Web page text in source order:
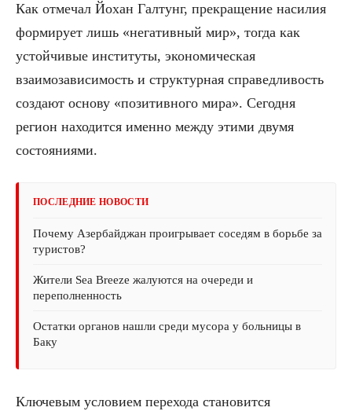
Как отмечал Йохан Галтунг, прекращение насилия
формирует лишь «негативный мир», тогда как
устойчивые институты, экономическая
взаимозависимость и структурная справедливость
создают основу «позитивного мира». Сегодня
регион находится именно между этими двумя
состояниями.
ПОСЛЕДНИЕ НОВОСТИ
Почему Азербайджан проигрывает соседям в борьбе за
туристов?
Жители Sea Breeze жалуются на очереди и
переполненность
Остатки органов нашли среди мусора у больницы в
Баку
Ключевым условием перехода становится